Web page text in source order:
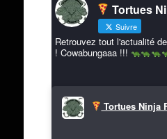
Tortues
Suivre
Retrouvez tout l'actualité
! Cowabungaaa !!!
Tortues Ninja